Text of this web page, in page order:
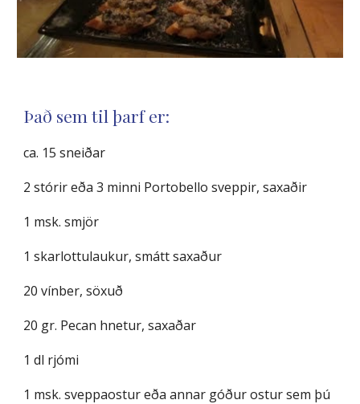
Það sem til þarf er:
ca. 15 sneiðar
2 stórir eða 3 minni Portobello sveppir, saxaðir
1 msk. smjör
1 skarlottulaukur, smátt saxaður
20 vínber, söxuð
20 gr. Pecan hnetur, saxaðar
1 dl rjómi
1 msk. sveppaostur eða annar góður ostur sem þú